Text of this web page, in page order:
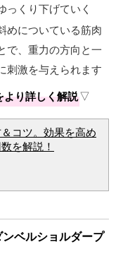
っくり下げていく
めについている筋肉
で、重力の方向と一
刺激を与えられます
り詳しく解説▽
コツ。効果を高め
を解説！
ベルショルダープ